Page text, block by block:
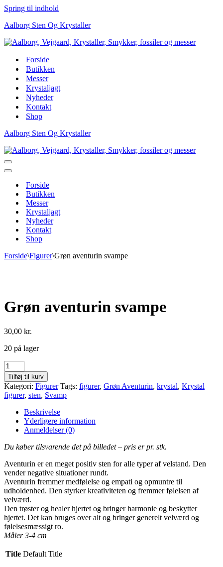
Spring til indhold
Aalborg Sten Og Krystaller
Forside
Butikken
Messer
Krystaljagt
Nyheder
Kontakt
Shop
Aalborg Sten Og Krystaller
Navigation
menu
Navigation
Forside
Butikken
Messer
Krystaljagt
Nyheder
Kontakt
Shop
Forside\Figurer\Grøn aventurin svampe
Grøn aventurin svampe
30,00 kr.
20 på lager
Grøn
aventurin
svampe
antal
Tilføj til kurv
Kategori: Figurer Tags: figurer, Grøn Aventurin, krystal, Krystal
figurer, sten, Svamp
Beskrivelse
Yderligere information
Anmeldelser (0)
Du køber tilsvarende det på billedet – pris er pr. stk.
Aventurin er en meget positiv sten for alle typer af velstand. Den
vender negative situationer rundt.
Aventurin fremmer medfølelse og empati og opmuntre til
udholdenhed. Den styrker kreativiteten og fremmer følelsen af
velværd.
Den trøster og healer hjertet og bringer harmonie og beskytter
hjertet. Det kan bruges over alt og bringer generelt velværd og
følelsesmæssigt ro.
Måler 3-4 cm
Title Default Title